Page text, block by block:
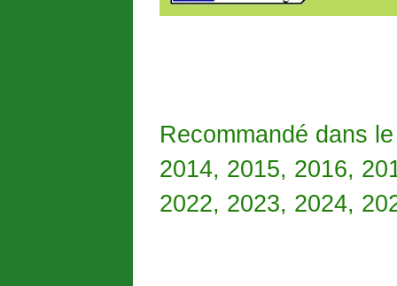
Recommandé dans
2014, 2015, 2016,
2022, 2023, 2024,